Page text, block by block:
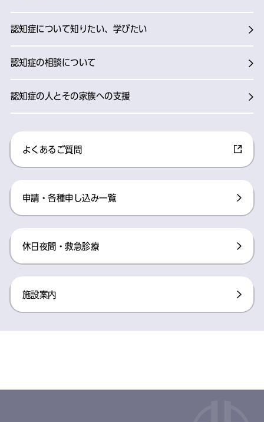
認知症について知りたい、学びたい
認知症の相談について
認知症の人とその家族への支援
よくあるご質問
申請・各種申し込み一覧
休日夜間・救急診療
施設案内